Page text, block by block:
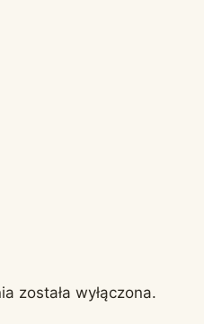
została wyłączona.